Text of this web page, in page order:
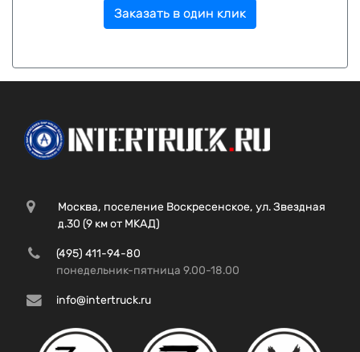
Заказать в один клик
Москва, поселение Воскресенское, ул. Звездная
д.30 (9 км от МКАД)
(495) 411-94-80
понедельник-пятница 9.00-18.00
info@intertruck.ru